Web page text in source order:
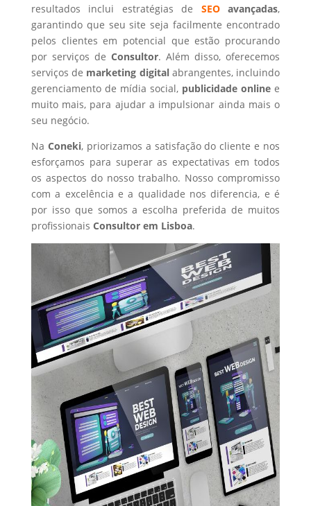
resultados inclui estratégias de SEOavançadas,
garantindo que seu site seja facilmente encontrado
pelos clientes em potencial que estão procurando
por serviços de Consultor. Além disso, oferecemos
serviços de marketing digital abrangentes, incluindo
gerenciamento de mídia social, publicidade online e
muito mais, para ajudar a impulsionar ainda mais o
seu negócio.
Na Coneki, priorizamos a satisfação do cliente e nos
esforçamos para superar as expectativas em todos
os aspectos do nosso trabalho. Nosso compromisso
com a excelência e a qualidade nos diferencia, e é
por isso que somos a escolha preferida de muitos
profissionais Consultorem Lisboa.